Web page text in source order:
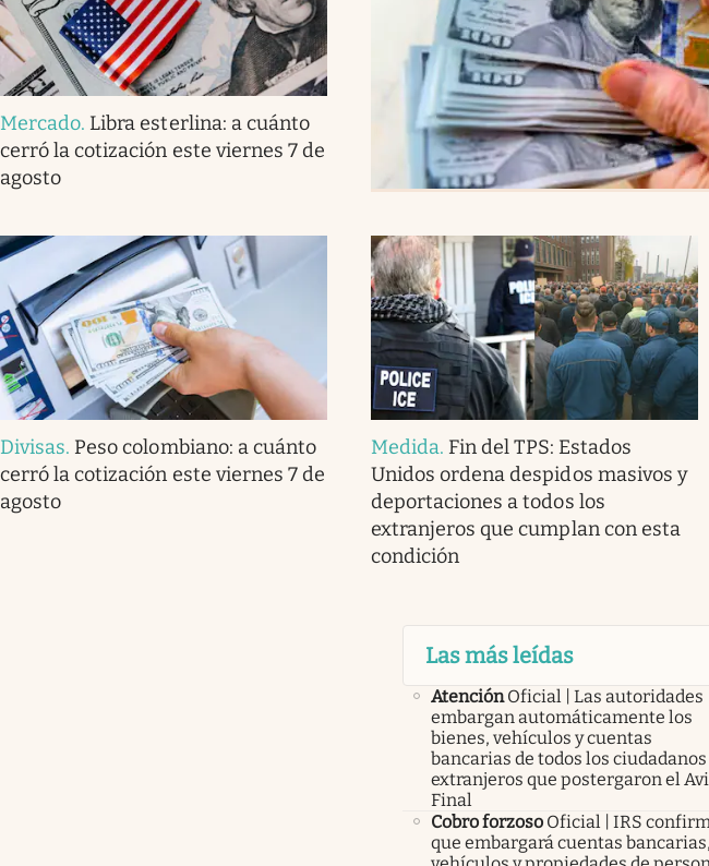
Mercado. Libra esterlina: a cuánto
cerró la cotización este viernes 7 de
agosto
Divisas. Peso colombiano: a cuánto
cerró la cotización este viernes 7 de
agosto
Medida. Fin del TPS: Estados
Unidos ordena despidos masivos y
deportaciones a todos los
extranjeros que cumplan con esta
condición
Las más leídas
Atención Oficial | Las autoridades
embargan automáticamente los
bienes, vehículos y cuentas
bancarias de todos los ciudadanos
extranjeros que postergaron el
Final
Cobro forzoso Oficial | IRS
que embargará cuentas bancarias,